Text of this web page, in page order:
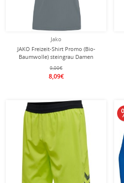
Jako
JAKO Freizeit-Shirt Promo (Bio-
Baumwolle) steingrau Damen
9,00€
8,09€